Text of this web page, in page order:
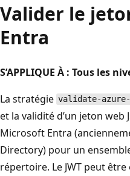
Valider le
Entra
S’APPLIQUE À : Tous les
La stratégie validate-
et la validité d’un jeton web
Microsoft Entra
Directory) pour un
répertoire. Le JWT peut être